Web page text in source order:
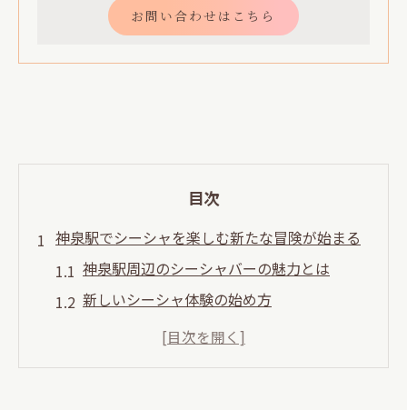
お問い合わせはこちら
目次
神泉駅でシーシャを楽しむ新たな冒険が始まる
神泉駅周辺のシーシャバーの魅力とは
新しいシーシャ体験の始め方
シーシャを楽しむための基本マナー